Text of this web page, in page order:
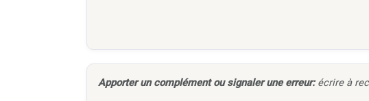
Apporter un complément ou signaler une erreur:écrire à